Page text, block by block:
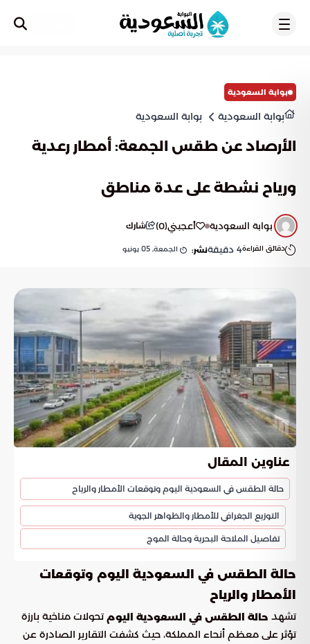
بوابة السعودية
بوابة السعودية بوابة السعودية
الأرصاد عن طقس الجمعة: أمطار رعدية
ورياح نشطة على عدة مناطق
بوابة السعودية أعجبني(
0
) شارك
دقائق القراءة4 دقيقةنشر: الجمعة, 05 يونيو
عناوين المقال
حالة الطقس في السعودية اليوم وتوقعات الأمطار والرياح
التوزيع الجغرافي للأمطار والظواهر الجوية
تفاصيل الملاحة البحرية وحالة الموج
حالة الطقس في السعودية اليوم وتوقعات
الأمطار والرياح
تشهد حالة الطقس في السعودية اليومتحولات مناخية بارزة
تؤثر على معظم أنحاء المملكة، حيث كشفت التقارير الصادرة عن